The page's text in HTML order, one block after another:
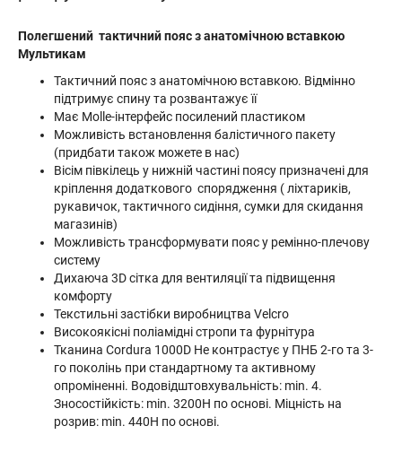
Полегшений тактичний пояс з анатомічною вставкою
Мультикам
Тактичний пояс з анатомічною вставкою. Відмінно
підтримує спину та розвантажує її
Має Molle-інтерфейс посилений пластиком
Можливість встановлення балістичного пакету
(придбати також можете в нас)
Вісім півкілець у нижній частині поясу призначені для
кріплення додаткового спорядження ( ліхтариків,
рукавичок, тактичного сидіння, сумки для скидання
магазинів)
Можливість трансформувати пояс у ремінно-плечову
систему
Дихаюча 3D сітка для вентиляції та підвищення
комфорту
Текстильні застібки виробництва Velcro
Високоякісні поліамідні стропи та фурнітура
Тканина Cordura 1000D Не контрастує у ПНБ 2-го та 3-
го поколінь при стандартному та активному
опроміненні. Водовідштовхувальність: min. 4.
Зносостійкість: min. 3200H по основі. Міцність на
розрив: min. 440H по основі.